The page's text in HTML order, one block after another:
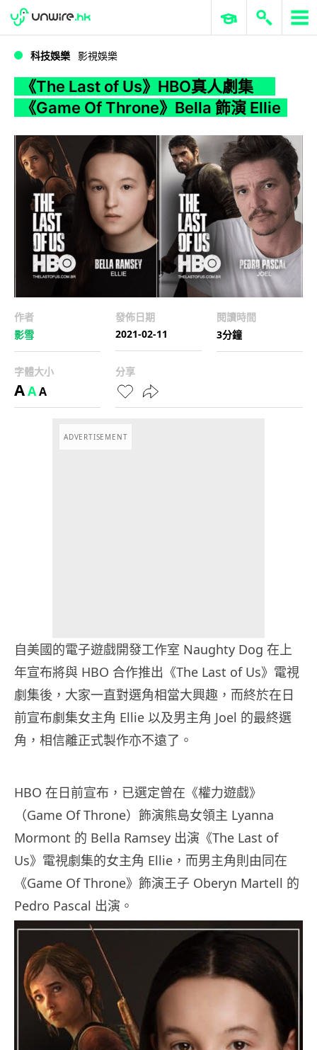
WWDC 2026 ERP 與商業 AI
科技娛樂 影視娛樂
《The Last of Us》HBO真人劇集
《Game Of Throne》Bella 飾演 Ellie
作者
影雪
發佈日期
2021-02-11
閱讀時間
3分鐘
字體大小
AAA
分享
ADVERTISEMENT
自美國的電子遊戲開發工作室 Naughty Dog 在上
年宣布將與 HBO 合作推出《The Last of Us》電視
劇集後，大家一直對選角相當大興趣，而終於在日
前宣布劇集女主角 Ellie 以及男主角 Joel 的最終選
角，相信離正式製作亦不遠了。
HBO 在日前宣布，已選定曾在《權力遊戲》
（Game Of Throne）飾演熊島女領主 Lyanna
Mormont 的 Bella Ramsey 出演《The Last of
Us》電視劇集的女主角 Ellie，而男主角則由同在
《Game Of Throne》飾演王子 Oberyn Martell 的
Pedro Pascal 出演。